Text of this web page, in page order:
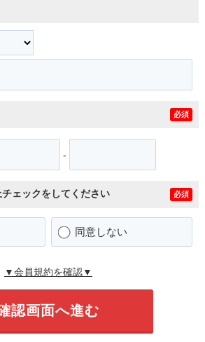
必須
-
ェックをしてください 必須
同意しない
▼会員規約を確認▼